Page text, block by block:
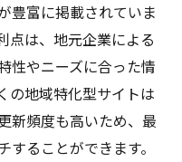
豊富に掲載されていま
点は、地元企業による
性やニーズに合った情
の地域特化型サイトは
新頻度も高いため、最
ることができます。